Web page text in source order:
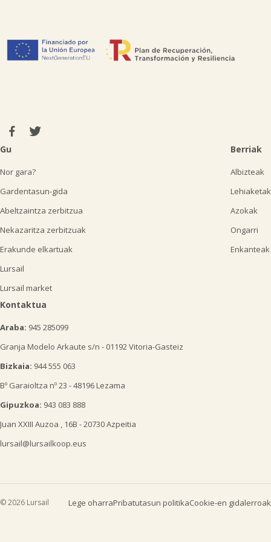
Gu
Nor gara?
Gardentasun-gida
Abeltzaintza zerbitzua
Nekazaritza zerbitzuak
Erakunde elkartuak
Lursail
Lursail market
Berriak
Albizteak
Lehiaketak
Azokak
Ongarri
Enkanteak
Kontaktua
Araba: 945 285099
Granja Modelo Arkaute s/n - 01192 Vitoria-Gasteiz
Bizkaia: 944 555 063
Bº Garaioltza nº 23 - 48196 Lezama
Gipuzkoa: 943 083 888
Juan XXIII Auzoa , 16B - 20730 Azpeitia
lursail@lursailkoop.eus
© 2026 Lursail Lege oharraPribatutasun politikaCookie-en gidalerroak